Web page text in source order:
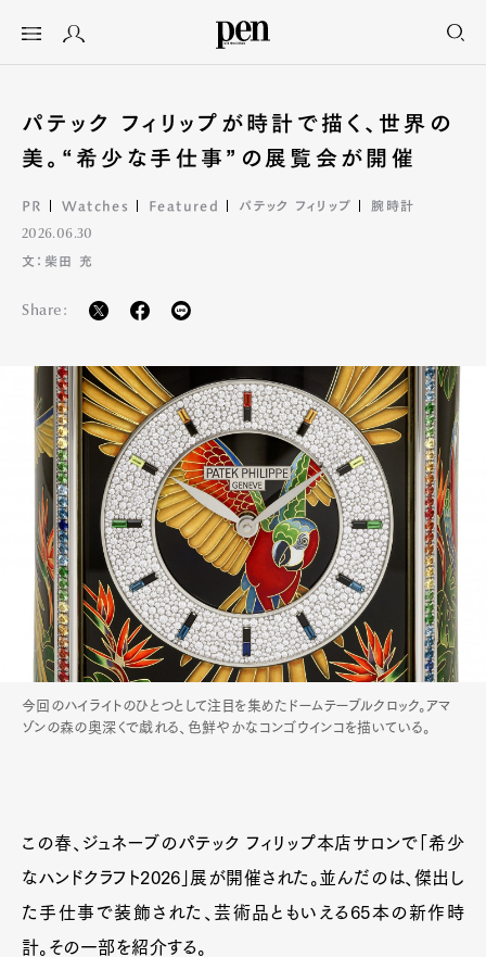
パテック フィリップが時計で描く、世界の
美。“希少な手仕事”の展覧会が開催
PR Watches Featured パテック フィリップ 腕時計
2026.06.30
文：柴田 充
Share:
今回のハイライトのひとつとして注目を集めたドームテーブルクロック。アマ
ゾンの森の奥深くで戯れる、色鮮やかなコンゴウインコを描いている。
この春、ジュネーブのパテック フィリップ本店サロンで「希少
なハンドクラフト2026」展が開催された。並んだのは、傑出し
た手仕事で装飾された、芸術品ともいえる65本の新作時
計。その一部を紹介する。